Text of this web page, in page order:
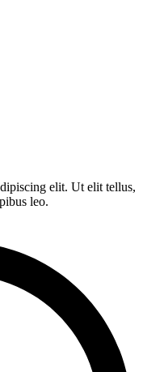
elit. Ut elit tellus,
leo.